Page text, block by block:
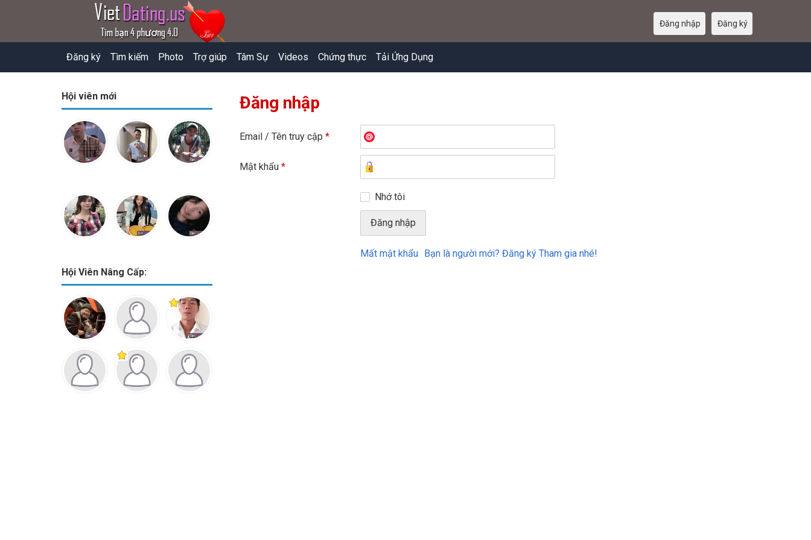
Đăng ký Tìm kiếm Photo Trợ giúp Tâm Sự Videos Chứng thực Tải Ứng Dụng
Đăng nhập Đăng ký
Hội viên mới
Hội Viên Nâng Cấp:
Đăng nhập
Email / Tên truy cập *
Mật khẩu *
Nhớ tôi
Mất mật khẩu Bạn là người mới? Đăng ký Tham gia nhé!